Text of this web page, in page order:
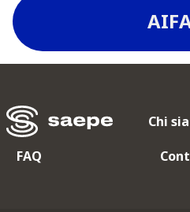
Chi
FAQ